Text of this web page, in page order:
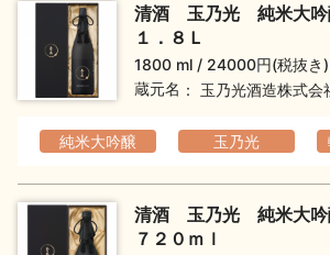
清酒 玉乃光 純米大
１．８Ｌ
1800 ml
24000円(税抜き)
蔵元名
玉乃光酒造株式会
純米大吟醸 玉乃光
清酒 玉乃光 純米大
７２０ｍｌ